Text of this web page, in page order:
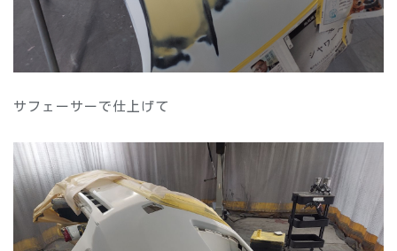
サフェーサーで仕上げて